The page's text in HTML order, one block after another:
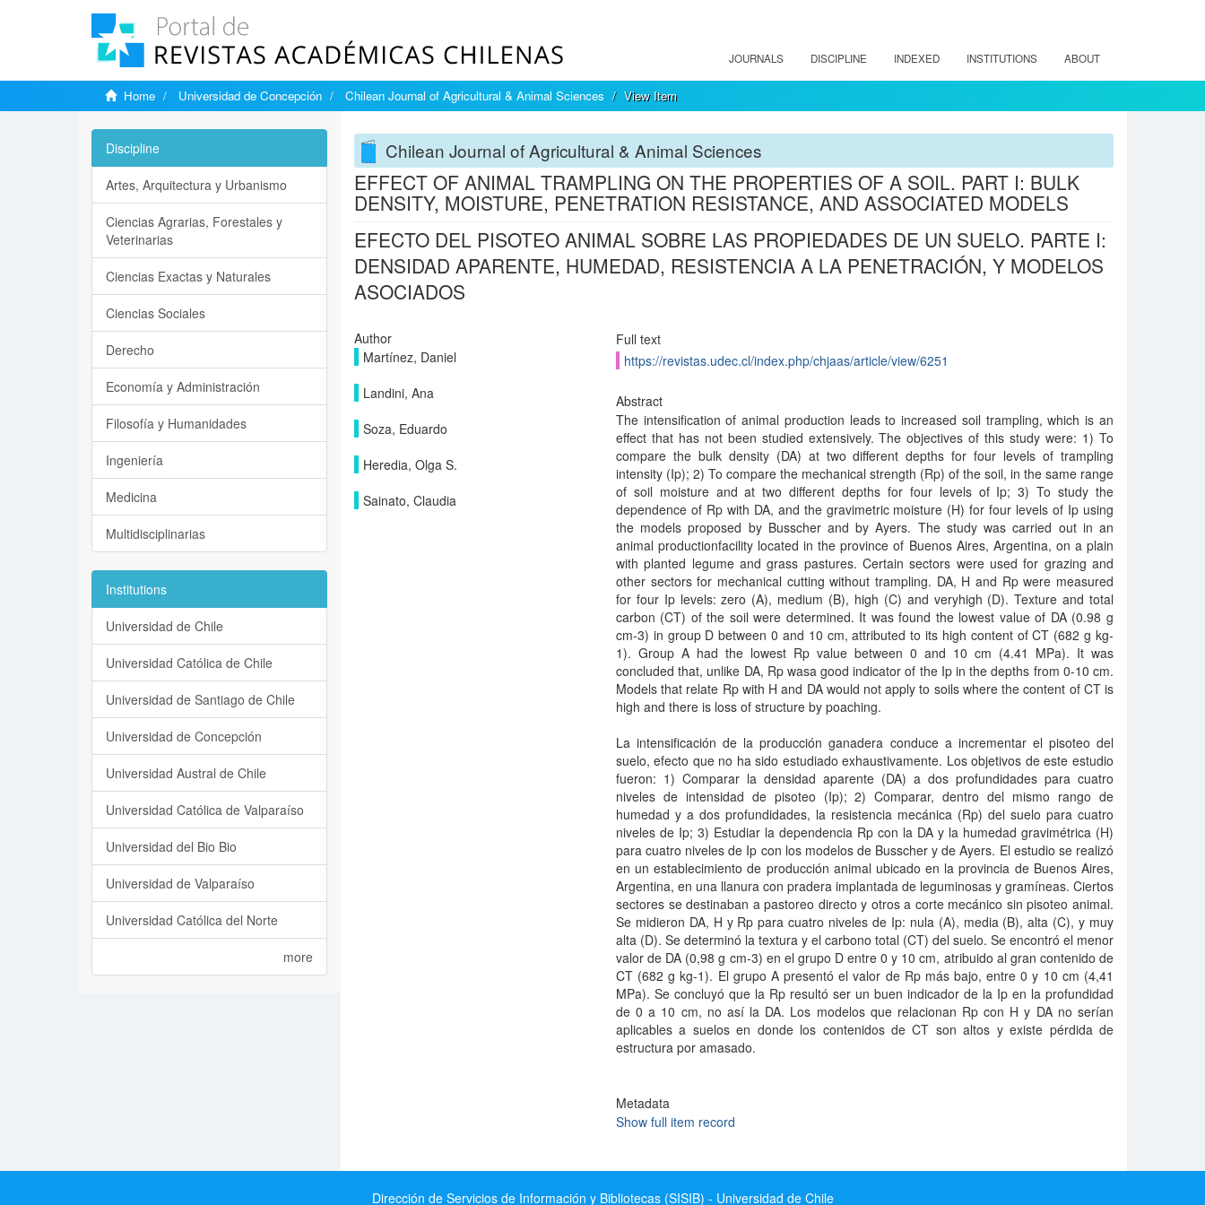
JOURNALS DISCIPLINE INDEXED INSTITUTIONS ABOUT
Home Universidad de Concepción Chilean Journal of Agricultural & Animal Sciences View Item
Chilean Journal of Agricultural & Animal Sciences
EFFECT OF ANIMAL TRAMPLING ON THE PROPERTIES OF A SOIL. PART I: BULK
DENSITY, MOISTURE, PENETRATION RESISTANCE, AND ASSOCIATED MODELS
EFECTO DEL PISOTEO ANIMAL SOBRE LAS PROPIEDADES DE UN SUELO. PARTE I:
DENSIDAD APARENTE, HUMEDAD, RESISTENCIA A LA PENETRACIÓN, Y MODELOS
ASOCIADOS
Author
Martínez, Daniel
Landini, Ana
Soza, Eduardo
Heredia, Olga S.
Sainato, Claudia
Full text
https://revistas.udec.cl/index.php/chjaas/article/view/6251
Abstract
The intensification of animal production leads to increased soil trampling, which is an
effect that has not been studied extensively. The objectives of this study were: 1) To
compare the bulk density (DA) at two different depths for four levels of trampling
intensity (Ip); 2) To compare the mechanical strength (Rp) of the soil, in the same range
of soil moisture and at two different depths for four levels of Ip; 3) To study the
dependence of Rp with DA, and the gravimetric moisture (H) for four levels of Ip using
the models proposed by Busscher and by Ayers. The study was carried out in an
animal productionfacility located in the province of Buenos Aires, Argentina, on a plain
with planted legume and grass pastures. Certain sectors were used for grazing and
other sectors for mechanical cutting without trampling. DA, H and Rp were measured
for four Ip levels: zero (A), medium (B), high (C) and veryhigh (D). Texture and total
carbon (CT) of the soil were determined. It was found the lowest value of DA (0.98 g
cm-3) in group D between 0 and 10 cm, attributed to its high content of CT (682 g kg-
1). Group A had the lowest Rp value between 0 and 10 cm (4.41 MPa). It was
concluded that, unlike DA, Rp wasa good indicator of the Ip in the depths from 0-10 cm.
Models that relate Rp with H and DA would not apply to soils where the content of CT is
high and there is loss of structure by poaching.
La intensificación de la producción ganadera conduce a incrementar el pisoteo del
suelo, efecto que no ha sido estudiado exhaustivamente. Los objetivos de este estudio
fueron: 1) Comparar la densidad aparente (DA) a dos profundidades para cuatro
niveles de intensidad de pisoteo (Ip); 2) Comparar, dentro del mismo rango de
humedad y a dos profundidades, la resistencia mecánica (Rp) del suelo para cuatro
niveles de Ip; 3) Estudiar la dependencia Rp con la DA y la humedad gravimétrica (H)
para cuatro niveles de Ip con los modelos de Busscher y de Ayers. El estudio se realizó
en un establecimiento de producción animal ubicado en la provincia de Buenos Aires,
Argentina, en una llanura con pradera implantada de leguminosas y gramíneas. Ciertos
sectores se destinaban a pastoreo directo y otros a corte mecánico sin pisoteo animal.
Se midieron DA, H y Rp para cuatro niveles de Ip: nula (A), media (B), alta (C), y muy
alta (D). Se determinó la textura y el carbono total (CT) del suelo. Se encontró el menor
valor de DA (0,98 g cm-3) en el grupo D entre 0 y 10 cm, atribuido al gran contenido de
CT (682 g kg-1). El grupo A presentó el valor de Rp más bajo, entre 0 y 10 cm (4,41
MPa). Se concluyó que la Rp resultó ser un buen indicador de la Ip en la profundidad
de 0 a 10 cm, no así la DA. Los modelos que relacionan Rp con H y DA no serían
aplicables a suelos en donde los contenidos de CT son altos y existe pérdida de
estructura por amasado.
Metadata
Show full item record
Discipline
Artes, Arquitectura y Urbanismo
Ciencias Agrarias, Forestales y
Veterinarias
Ciencias Exactas y Naturales
Ciencias Sociales
Derecho
Economía y Administración
Filosofía y Humanidades
Ingeniería
Medicina
Multidisciplinarias
Institutions
Universidad de Chile
Universidad Católica de Chile
Universidad de Santiago de Chile
Universidad de Concepción
Universidad Austral de Chile
Universidad Católica de Valparaíso
Universidad del Bio Bio
Universidad de Valparaíso
Universidad Católica del Norte
more
Dirección de Servicios de Información y Bibliotecas (SISIB) - Universidad de Chile